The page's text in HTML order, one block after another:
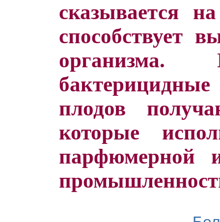
сказывается
способствует
организма.
плодов
которые
парфюмерной